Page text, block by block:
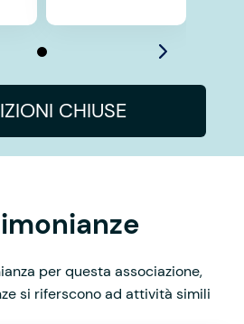
CHIUSE
per questa associazione,
si riferscono ad attività simili